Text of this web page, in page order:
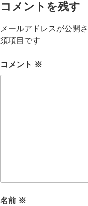
コメントを残す
メールアドレスが公開
須項目です
コメント ※
名前 ※